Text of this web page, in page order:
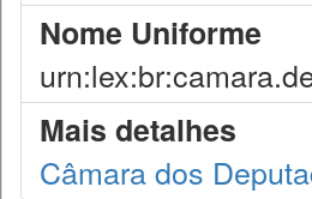
Nome Uniforme
Mais detalhes
Câmara dos